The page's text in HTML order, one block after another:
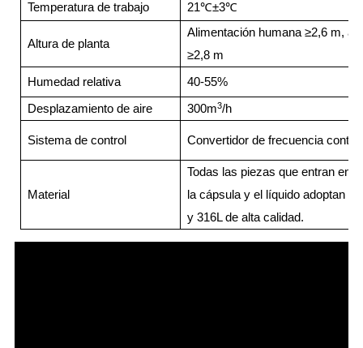
Temperatura de trabajo 21℃±3℃
Altura de planta
Alimentación humana ≥2,6 m,
≥2,8 m
Humedad relativa 40-55%
Desplazamiento de aire 300m3/h
Sistema de control Convertidor de frecuencia
Material
Todas las piezas que entran en
la cápsula y el líquido adoptan
y 316L de alta calidad.